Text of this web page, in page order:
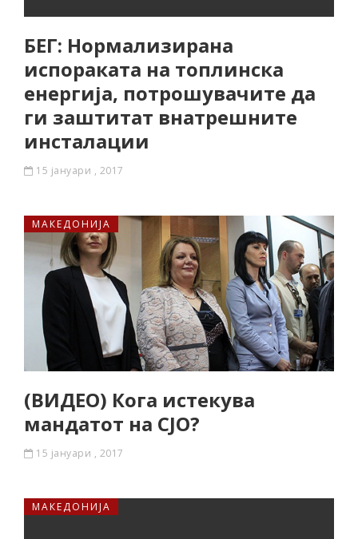
БЕГ: Нормализирана
испораката на топлинска
енергија, потрошувачите да
ги заштитат внатрешните
инсталации
15 јануари , 2017
МАКЕДОНИЈА
(ВИДЕО) Кога истекува
мандатот на СЈО?
15 јануари , 2017
МАКЕДОНИЈА